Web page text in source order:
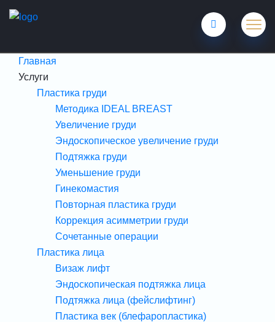
Главная
Услуги
Пластика груди
Методика IDEAL BREAST
Увеличение груди
Эндоскопическое увеличение груди
Подтяжка груди
Уменьшение груди
Гинекомастия
Повторная пластика груди
Коррекция асимметрии груди
Сочетанные операции
Пластика лица
Визаж лифт
Эндоскопическая подтяжка лица
Подтяжка лица (фейслифтинг)
Пластика век (блефаропластика)